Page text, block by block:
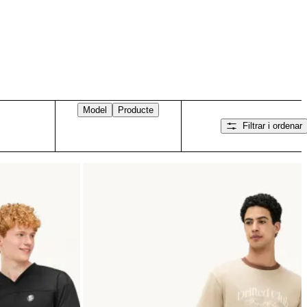
Model
Producte
Filtrar i ordenar